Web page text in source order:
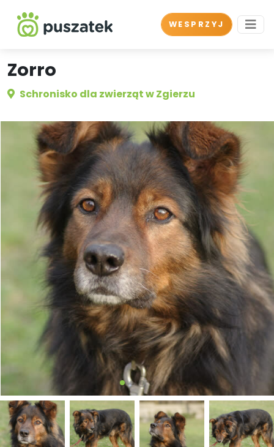
WESPRZYJ
Zorro
Schronisko dla zwierząt w Zgierzu